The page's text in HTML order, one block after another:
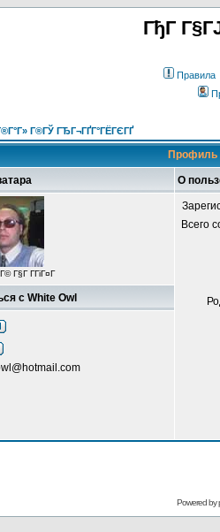
ГђГ
Правила
Г®ГЎ ГЂГ¬ГҐГ°ГЁГЄГҐ
Профиль
О
Г§Г Г­ГіГ¤Г
Всего
с White Owl
Powered by